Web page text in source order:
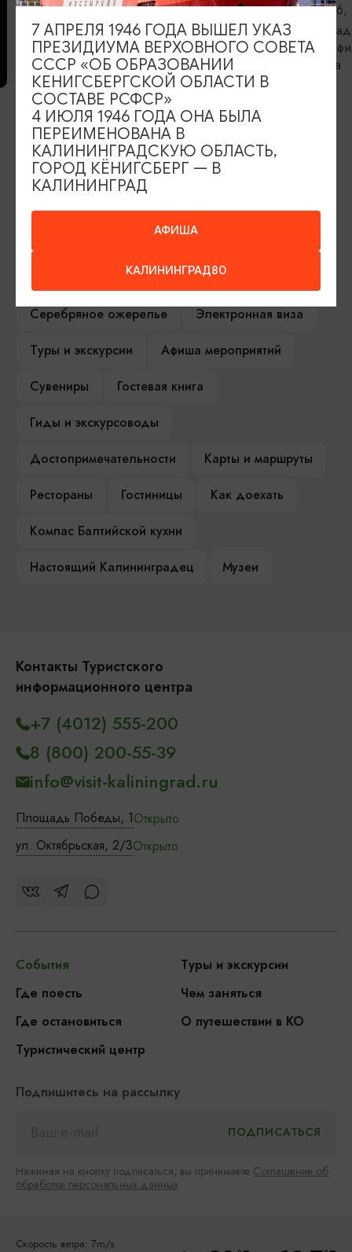
ВЫСТАВКИ
Прикосновение
06.08.2026 - 05.09.2026
Калининград, Калининградский
областной историко-художественный
музей
06.09.2026,
областная
Светланова
ИЩИТЕ ТАКЖЕ НА НАШЕМ САЙТЕ
Серебряное ожерелье
Электронная виза
Туры и экскурсии
Афиша мероприятий
Сувениры
Гостевая книга
Гиды и экскурсоводы
Достопримечательности
Карты и маршруты
Рестораны
Гостиницы
Как доехать
Компас Балтийской кухни
Настоящий Калининградец
Музеи
Контакты Туристского
информационного центра
Площадь Победы, 1Открыто
ул. Октябрьская, 2/3Открыто
+7 (4012) 555-200
8 (800) 200-55-39
info@visit-kaliningrad.ru
События
Туры и экскурсии
Где поесть
Чем заняться
Где остановиться
О путешествии в КО
Туристический центр
Подпишитесь на рассылку
Нажимая на кнопку подписаться, вы принимаете Соглашение об
обработке персональных данных
Скорость ветра: 7m/s
АФИША
КАЛИНИНГРАД80
7 АПРЕЛЯ 1946 ГОДА ВЫШЕЛ УКАЗ
ПРЕЗИДИУМА ВЕРХОВНОГО СОВЕТА
СССР «ОБ ОБРАЗОВАНИИ
КЕНИГСБЕРГСКОЙ ОБЛАСТИ В
СОСТАВЕ РСФСР»
4 ИЮЛЯ 1946 ГОДА ОНА БЫЛА
ПЕРЕИМЕНОВАНА В
КАЛИНИНГРАДСКУЮ ОБЛАСТЬ,
ГОРОД КЁНИГСБЕРГ — В
КАЛИНИНГРАД